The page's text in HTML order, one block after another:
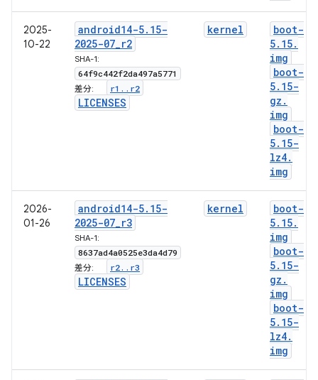
2025-
10-22
android14-5. 15-
2025-07_r2
SHA-1:
64f9c442f2da497a5771
差分: r1 . . r2
LICENSES
kernel
boot-
5. 15.
img
boot-
5. 15-
gz .
img
boot-
5. 15-
lz4.
img
2026-
01-26
android14-5. 15-
2025-07_r3
SHA-1:
8637ad4a0525e3da4d79
差分: r2. . r3
LICENSES
kernel
boot-
5. 15.
img
boot-
5. 15-
gz .
img
boot-
5. 15-
lz4.
img